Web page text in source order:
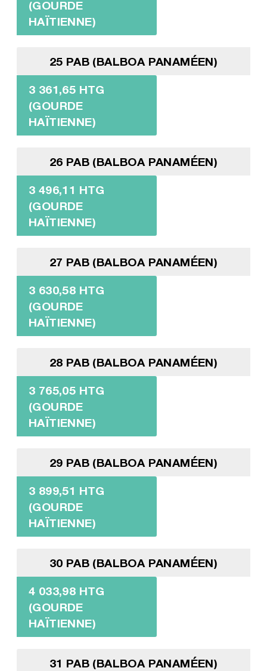
(GOURDE
HAÏTIENNE)
25 PAB (BALBOA PANAMÉEN)
3 361,65 HTG
(GOURDE
HAÏTIENNE)
26 PAB (BALBOA PANAMÉEN)
3 496,11 HTG
(GOURDE
HAÏTIENNE)
27 PAB (BALBOA PANAMÉEN)
3 630,58 HTG
(GOURDE
HAÏTIENNE)
28 PAB (BALBOA PANAMÉEN)
3 765,05 HTG
(GOURDE
HAÏTIENNE)
29 PAB (BALBOA PANAMÉEN)
3 899,51 HTG
(GOURDE
HAÏTIENNE)
30 PAB (BALBOA PANAMÉEN)
4 033,98 HTG
(GOURDE
HAÏTIENNE)
31 PAB (BALBOA PANAMÉEN)